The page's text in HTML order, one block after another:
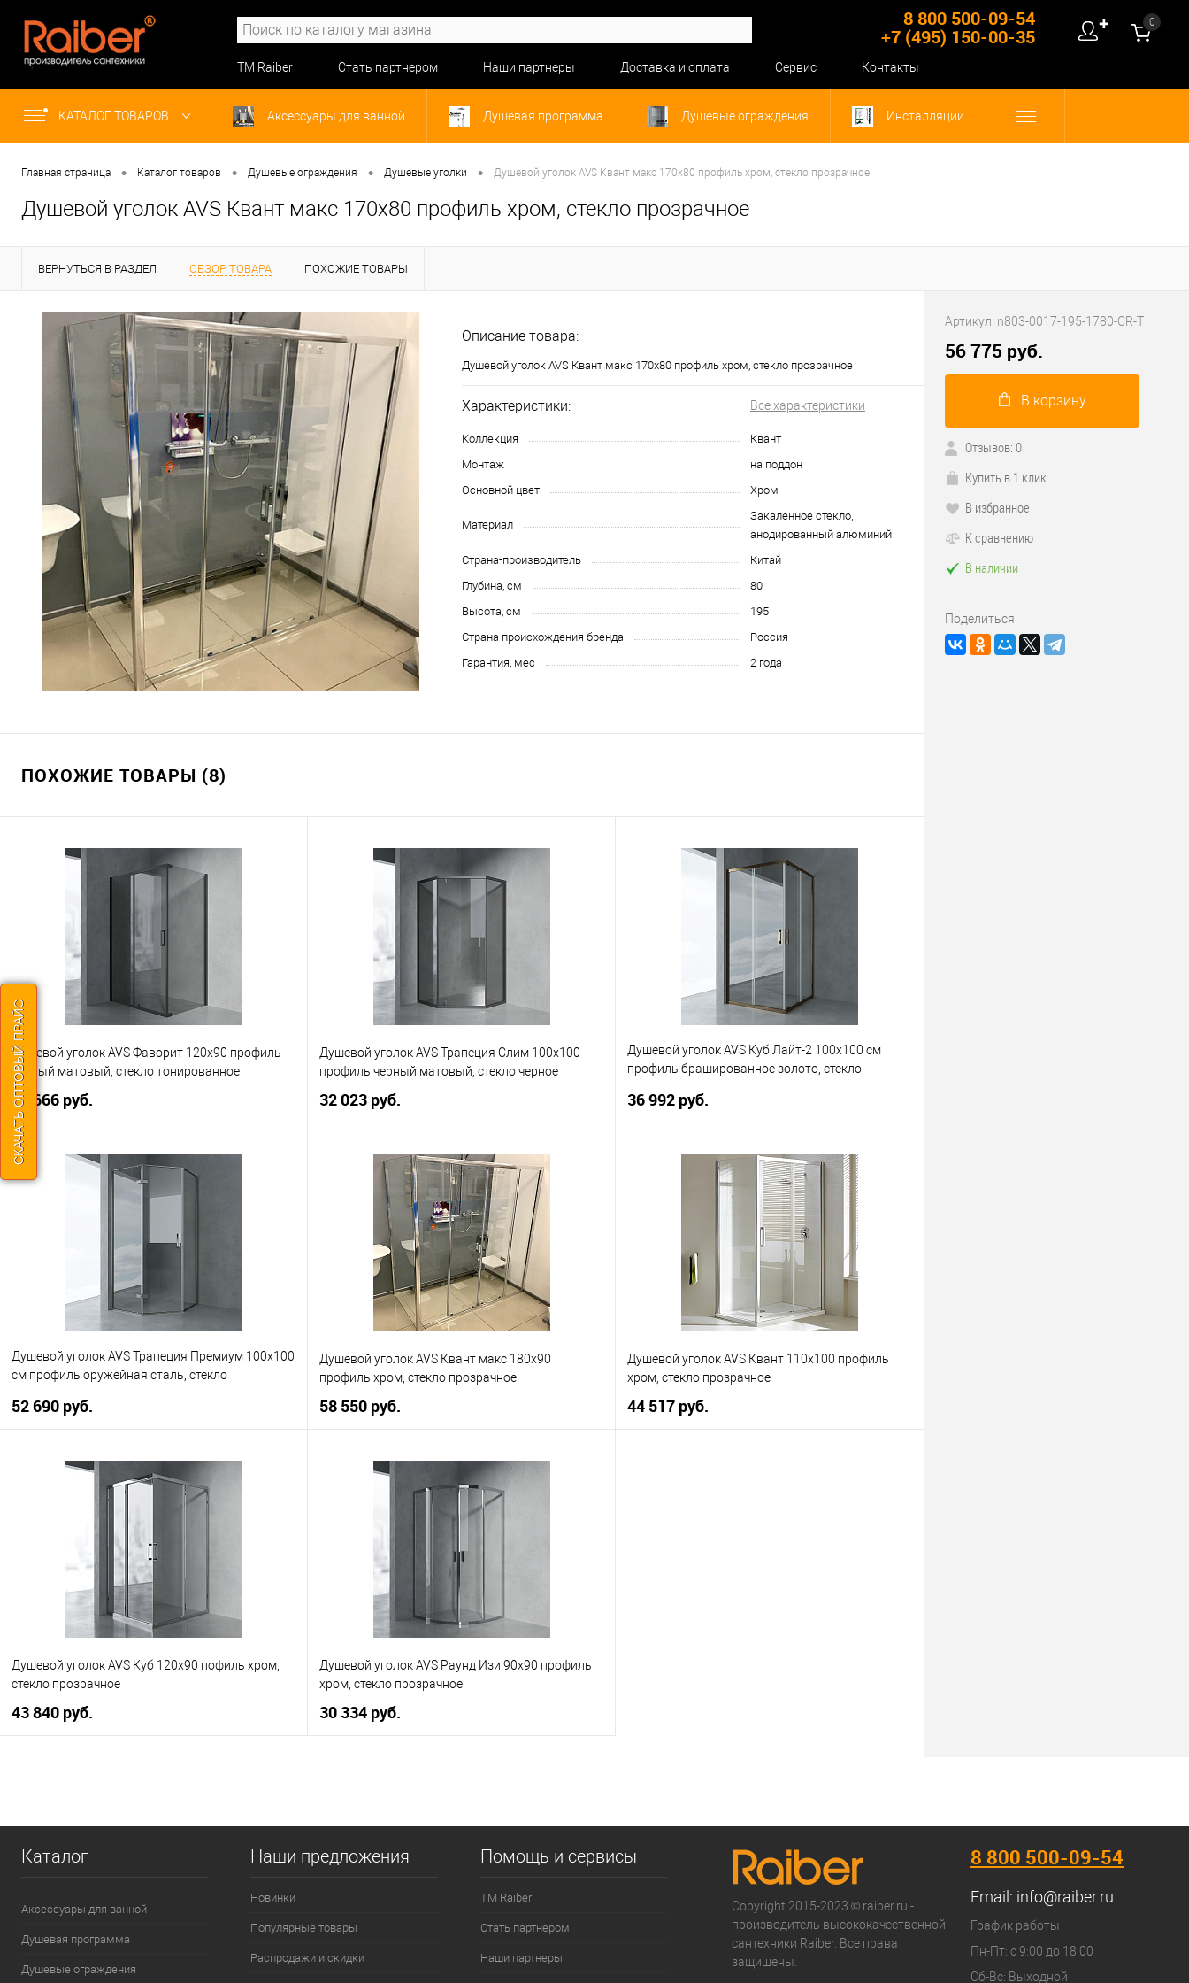
8 800 500-09-54
+7 (495) 150-00-35
ТМ Raiber Стать партнером Наши партнеры Доставка и оплата Сервис Контакты
✚ 0
КАТАЛОГ ТОВАРОВ Аксессуары для ванной Душевая программа Душевые ограждения Инсталляции
Главная страница • Каталог товаров • Душевые ограждения • Душевые уголки • Душевой уголок AVS Квант макс 170x80 профиль хром, стекло прозрачное
Душевой уголок AVS Квант макс 170x80 профиль хром, стекло прозрачное
ВЕРНУТЬСЯ В РАЗДЕЛ ОБЗОР ТОВАРА ПОХОЖИЕ ТОВАРЫ
Описание товара:
Душевой уголок AVS Квант макс 170x80 профиль хром, стекло прозрачное
Характеристики: Все характеристики
Коллекция
Квант
Монтаж
на поддон
Основной цвет
Хром
Материал
Закаленное стекло,
анодированный алюминий
Страна-производитель
Китай
Глубина, см
80
Высота, см
195
Страна происхождения бренда
Россия
Гарантия, мес
2 года
ПОХОЖИЕ ТОВАРЫ (8)
Душевой уголок AVS Фаворит 120x90 профиль
черный матовый, стекло тонированное
43 666 руб.
К сравнению
Душевой уголок AVS Трапеция Слим 100x100
профиль черный матовый, стекло черное
32 023 руб.
Купить в 1 клик
К сравнению
В избранное
В наличии
Душевой уголок AVS Куб Лайт-2 100x100 см
профиль брашированное золото, стекло
36 992 руб.
К сравнению
В наличии
Душевой уголок AVS Трапеция Премиум 100х100
см профиль оружейная сталь, стекло
52 690 руб.
Купить в 1 клик
К сравнению
Душевой уголок AVS Квант макс 180x90
профиль хром, стекло прозрачное
58 550 руб.
К сравнению
Душевой уголок AVS Квант 110x100 профиль
хром, стекло прозрачное
44 517 руб.
Душевой уголок AVS Куб 120x90 пофиль хром,
стекло прозрачное
43 840 руб.
Душевой уголок AVS Раунд Изи 90x90 профиль
хром, стекло прозрачное
30 334 руб.
Артикул: n803-0017-195-1780-CR-T
56 775 руб.
В корзину
Отзывов: 0
Купить в 1 клик
В избранное
К сравнению
В наличии
Поделиться
Каталог
Аксессуары для ванной
Душевая программа
Душевые ограждения
Наши предложения
Новинки
Популярные товары
Распродажи и скидки
Помощь и сервисы
ТМ Raiber
Стать партнером
Наши партнеры
Copyright 2015-2023 © raiber.ru -
производитель высококачественной
сантехники Raiber. Все права
защищены.
8 800 500-09-54
Email: info@raiber.ru
График работы
Пн-Пт: с 9:00 до 18:00
Сб-Вс: Выходной
СКАЧАТЬ ОПТОВЫЙ ПРАЙС